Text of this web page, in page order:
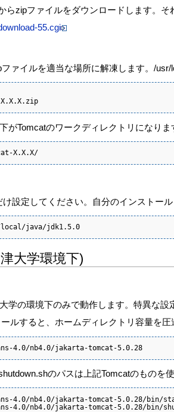
らzipファイルをダウンロードします。そ
55.cgi
ァイルを適当な場所に解凍します。/usr/
X.X.X.zip
がTomcatのワークディレクトリになりま
X.X.X/
設定してください。自分のインストー
local/java/jdk1.5.0
大学環境下)
学の環境下のみで動作します。特異な
ルすると、ホームディレクトリ容量を
4.0/nb4.0/jakarta-tomcat-5.0.28
のパスは上記Tomcatのものを
4.0/nb4.0/jakarta-tomcat-5.0.28/bin/
4.0/nb4.0/jakarta-tomcat-5.0.28/bin/